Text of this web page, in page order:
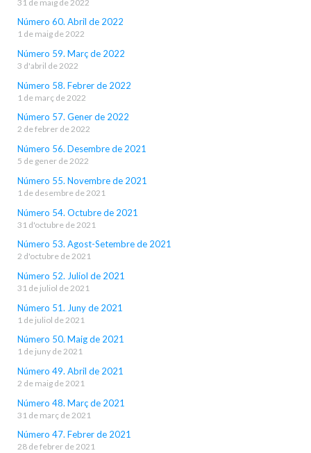
31 de maig de 2022
Número 60. Abril de 2022
1 de maig de 2022
Número 59. Març de 2022
3 d'abril de 2022
Número 58. Febrer de 2022
1 de març de 2022
Número 57. Gener de 2022
2 de febrer de 2022
Número 56. Desembre de 2021
5 de gener de 2022
Número 55. Novembre de 2021
1 de desembre de 2021
Número 54. Octubre de 2021
31 d'octubre de 2021
Número 53. Agost-Setembre de 2021
2 d'octubre de 2021
Número 52. Juliol de 2021
31 de juliol de 2021
Número 51. Juny de 2021
1 de juliol de 2021
Número 50. Maig de 2021
1 de juny de 2021
Número 49. Abril de 2021
2 de maig de 2021
Número 48. Març de 2021
31 de març de 2021
Número 47. Febrer de 2021
28 de febrer de 2021